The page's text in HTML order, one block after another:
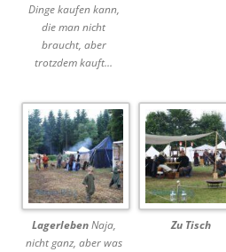
Dinge kaufen kann,
die man nicht
braucht, aber
trotzdem kauft…
LagerlebenNaja,
nicht ganz, aber was
Zu Tisch